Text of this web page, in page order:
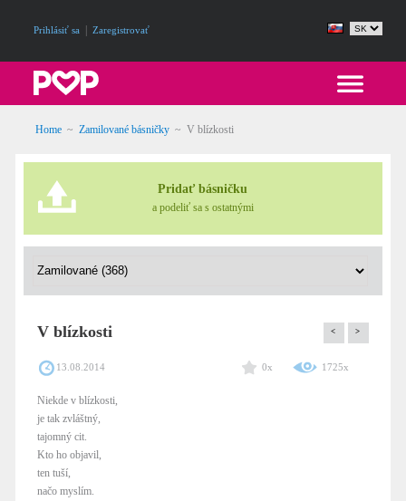
Prihlásiť sa Zaregistrovať
Home ~ Zamilované básničky ~ V blízkosti
Pridať básničku
a podeliť sa s ostatnými
V blízkosti < >
13.08.2014 0x 1725x
Niekde v blízkosti,
je tak zvláštný,
tajomný cit.
Kto ho objavil,
ten tuší,
načo myslím.